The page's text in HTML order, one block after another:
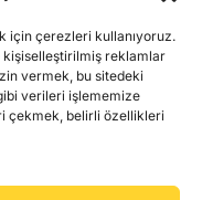
için çerezleri kullanıyoruz.
reklamlar
vermek, bu sitedeki
verileri işlememize
çekmek, belirli özellikleri